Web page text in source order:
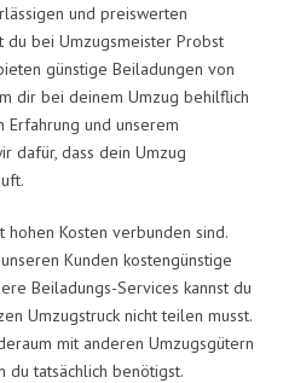
und preiswerten
du bei Umzugsmeister Probst
günstige Beiladungen von
dir bei deinem Umzug behilflich
Erfahrung und unserem
dafür, dass dein Umzug
Kosten verbunden sind.
Kunden kostengünstige
Beiladungs-Services kannst du
Umzugstruck nicht teilen musst.
mit anderen Umzugsgütern
du tatsächlich benötigst.